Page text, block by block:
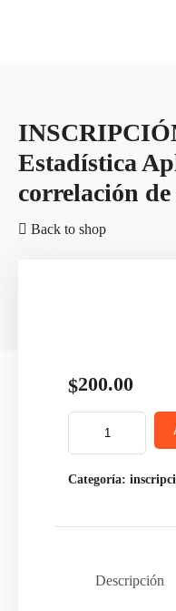
Estadística
correlación
Back to shop
$200.00
Categoría:
Descripción